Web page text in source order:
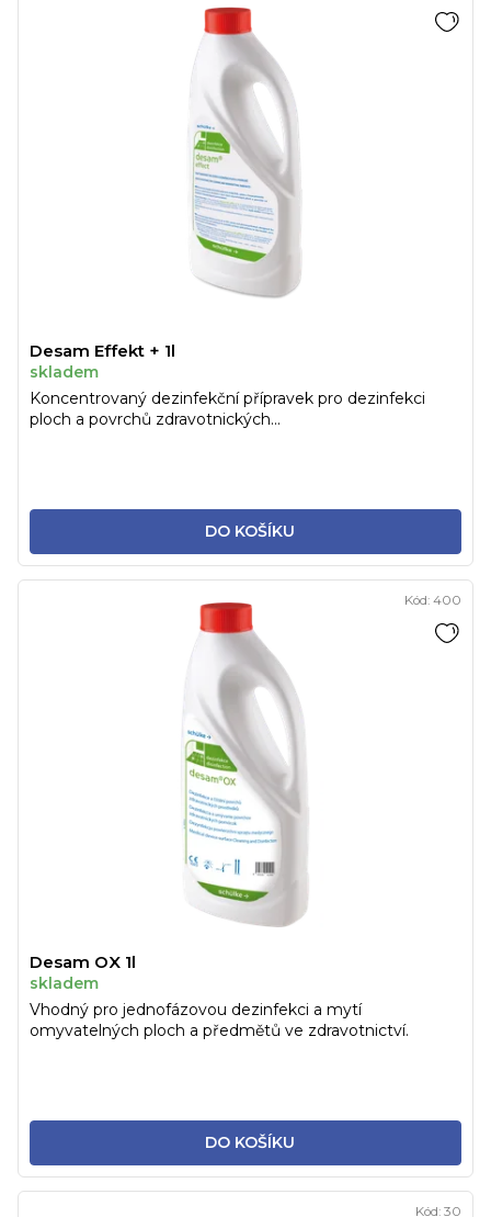
Desam Effekt + 1l
skladem
DO KOŠÍKU
Koncentrovaný dezinfekční přípravek pro dezinfekci
ploch a povrchů zdravotnických...
Desam OX 1l
skladem
DO KOŠÍKU
Vhodný pro jednofázovou dezinfekci a mytí
omyvatelných ploch a předmětů ve zdravotnictví.
Kód: 400
Kód: 30